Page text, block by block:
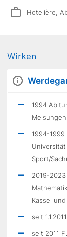
Hotelière,
Wirken
1994
Melsungen
1994-1999
Universität
Sport/
2019-
Kassel
seit
seit 2011